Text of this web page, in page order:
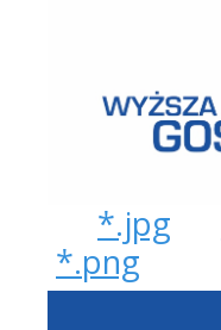
*.jpg
*.png